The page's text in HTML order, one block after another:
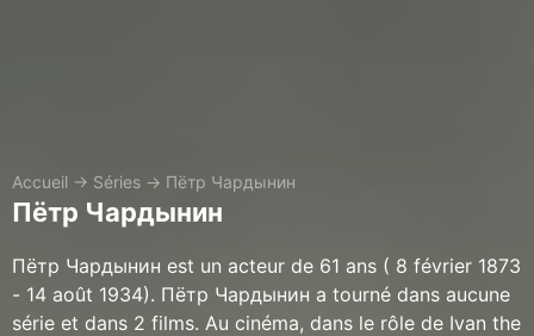
Accueil → Séries → Пётр Чардынин
Пётр Чардынин
Пётр Чардынин est un acteur de 61 ans ( 8 février 1873
- 14 août 1934). Пётр Чардынин a tourné dans aucune
série et dans 2 films. Au cinéma, dans le rôle de Ivan the